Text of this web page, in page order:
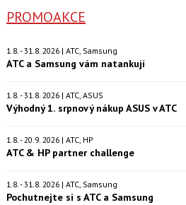
PROMOAKCE
1.8. - 31.8. 2026 | ATC, Samsung
ATC a Samsung vám natankují
1.8. - 31.8. 2026 | ATC, ASUS
Výhodný 1. srpnový nákup ASUS v ATC
1.8. - 20.9. 2026 | ATC, HP
ATC & HP partner challenge
1.8. - 31.8. 2026 | ATC, Samsung
Pochutnejte si s ATC a Samsung